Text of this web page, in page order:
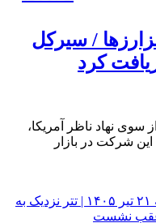
/ سیرکل
کرد
نهاد ناظر آمریکا،
شرکت در بازار